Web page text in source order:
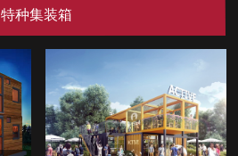
特种集装箱